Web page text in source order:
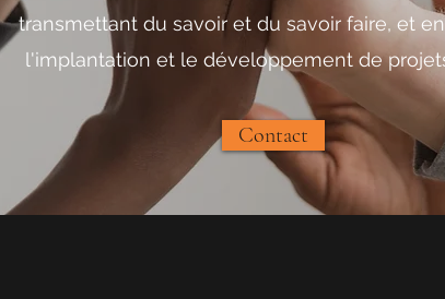
transmettant du savoir et du savoir faire, et
l'implantation et le développement de
Contact